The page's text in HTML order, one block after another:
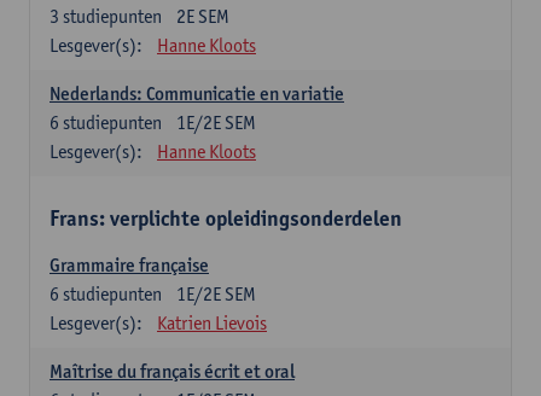
2E SEM
3 studiepunten
Lesgever(s):
Hanne Kloots
Nederlands: Communicatie en variatie
1E/2E SEM
6 studiepunten
Lesgever(s):
Hanne Kloots
Frans: verplichte opleidingsonderdelen
Grammaire française
1E/2E SEM
6 studiepunten
Lesgever(s):
Katrien Lievois
Maîtrise du français écrit et oral